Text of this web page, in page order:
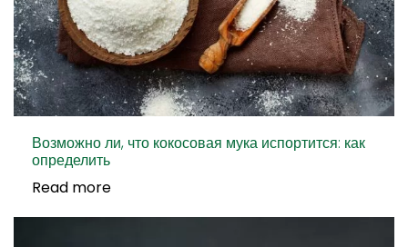
Возможно ли, что кокосовая мука испортится: как
определить
Read more